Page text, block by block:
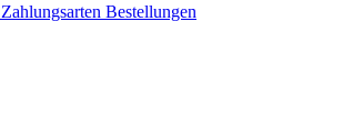
Zahlungsarten Bestellungen